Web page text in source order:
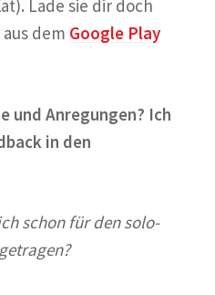
Lade sie dir doch
dem Google Play
und Anregungen? Ich
in den
schon für den solo-